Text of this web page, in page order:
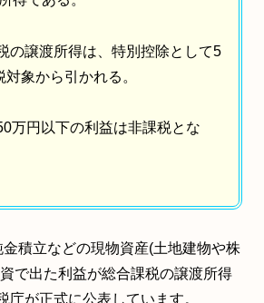
の譲渡所得は、特別控除として5
象から引かれる。
万円以下の利益は非課税とな
積立などの現物資産(土地建物や株
で出た利益が総合課税の譲渡所得
庁が正式に公表しています。